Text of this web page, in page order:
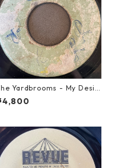
Yardbrooms - My Desir
7-21922】